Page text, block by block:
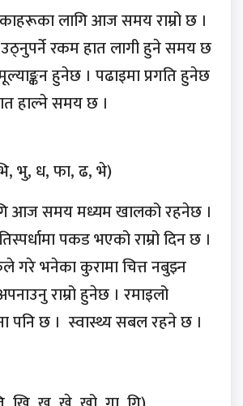
लागि आज समय राम्रो छ ।
रकम हात लागी हुने समय छ
हुनेछ । पढाइमा प्रगति हुनेछ
हाल्ने समय छ ।
भु, ध, फा, ढ, भे)
आज समय मध्यम खालको रहनेछ ।
पकड भएको राम्रो दिन छ ।
गरे भनेका कुरामा चित्त नबुझ्न
राम्रो हुनेछ । रमाइलो
पनि छ । स्वास्थ्य सबल रहने छ ।